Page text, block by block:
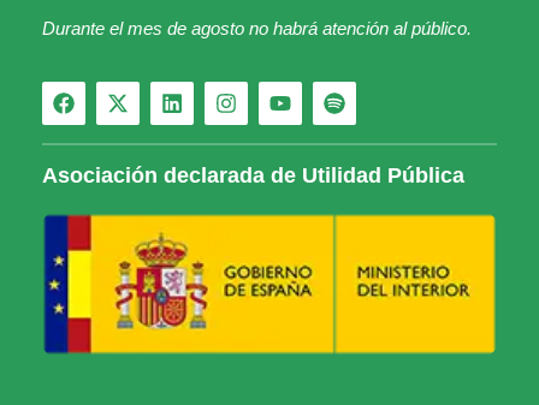
Durante el mes de agosto no habrá atención al público.
Asociación declarada de Utilidad Pública